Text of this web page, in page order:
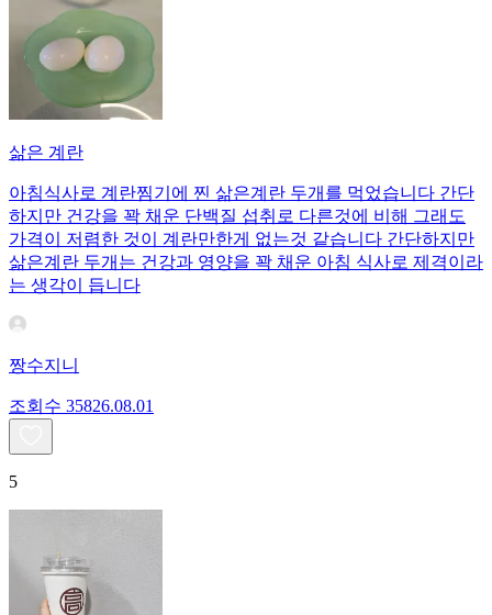
삶은 계란
아침식사로 계란찜기에 찐 삶은계란 두개를 먹었습니다 간단
하지만 건강을 꽉 채운 단백질 섭취로 다른것에 비해 그래도
가격이 저렴한 것이 계란만한게 없는것 같습니다 간단하지만
삶은계란 두개는 건강과 영양을 꽉 채운 아침 식사로 제격이라
는 생각이 듭니다
짱수지니
조회수 35826.08.01
5